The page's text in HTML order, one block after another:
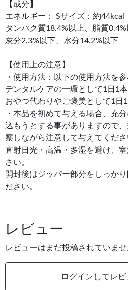
【成分】
エネルギー： Sサイズ：約44kcal
タンパク質18.4%以上、脂質
灰分2.3%以下、水分14.2%以下
【使用上の注意】
・使用方法：以下の使用方法を
デンタルケアの一環として1日1
おやつ代わりやご褒美として1日
・本品を初めて与える場合、充
込もうとする事がありますので
察しながら注意して与えてくださ
直射日光・高温・多湿を避け、
さい。
開封後はジッパー部分をしっか
ださい。
レビュー
レビューはまだ投稿されていませ
ログインしてレ